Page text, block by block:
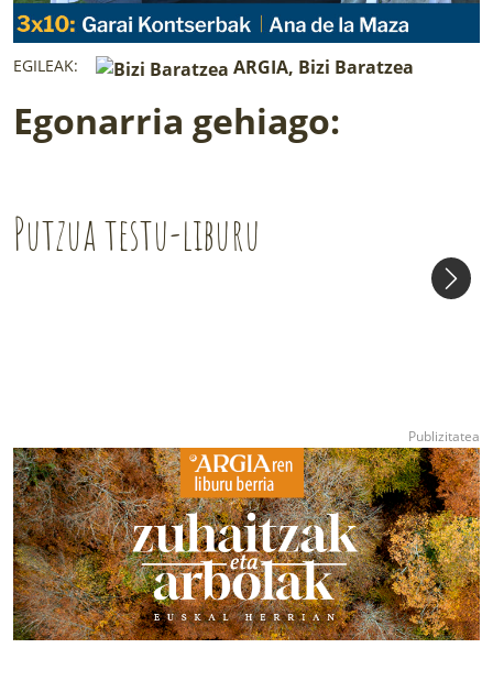
EGILEAK: ARGIA, Bizi Baratzea
Egonarria gehiago:
Putzua testu-liburu